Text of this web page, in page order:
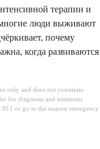
терапии и
люди выживают
почему
когда развиваются
only and does not constitute
for diagnosis and treatment
or go to the nearest emergency